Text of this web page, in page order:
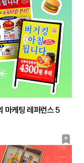
북
마
마케팅 레퍼런스 5